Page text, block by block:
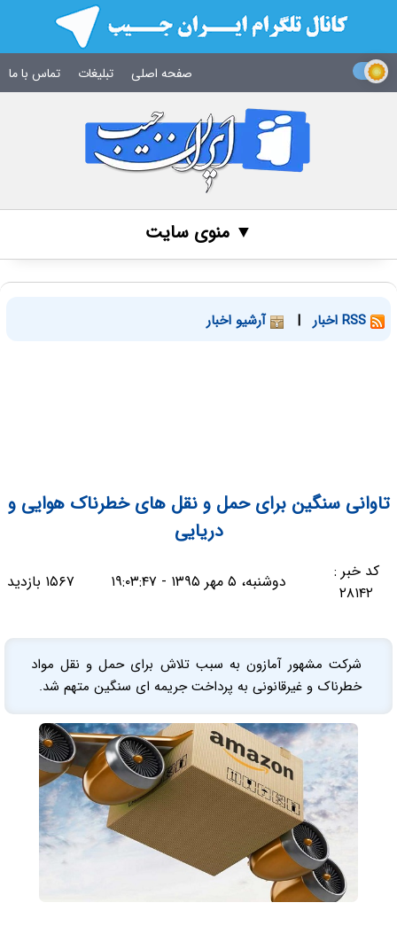
صفحه اصلی تبلیغات تماس با ما
▼ منوی سایت
| آرشیو اخبار
تاوانی سنگین برای حمل و نقل های خطرناک هوایی و
دریایی
کد خبر :
۲۸۱۴۲
دوشنبه، ۵ مهر ۱۳۹۵ - ۱۹:۰۳:۴۷ ۱۵۶۷ بازدید
شرکت مشهور آمازون به سبب تلاش برای حمل و نقل مواد
خطرناک و غیرقانونی به پرداخت جریمه ای سنگین متهم شد.